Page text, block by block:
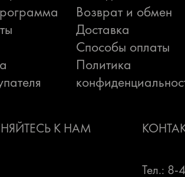
Возврат и обмен
Доставка
Способы оплаты
Политика
К НАМ
Тел.: 8-